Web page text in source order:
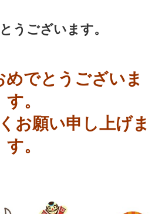
うございます。
めでとうございま
す。
お願い申し上げま
す。